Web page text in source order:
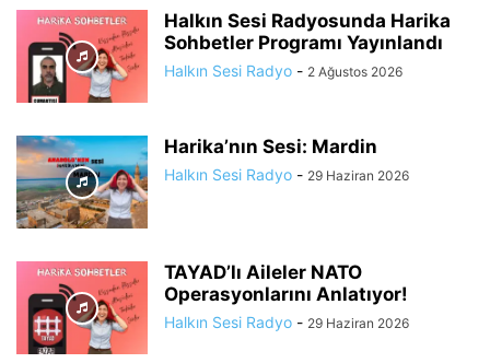
Halkın Sesi Radyosunda Harika
Sohbetler Programı Yayınlandı
Halkın Sesi Radyo - 2 Ağustos 2026
Harika’nın Sesi: Mardin
Halkın Sesi Radyo - 29 Haziran 2026
TAYAD’lı Aileler NATO
Operasyonlarını Anlatıyor!
Halkın Sesi Radyo - 29 Haziran 2026